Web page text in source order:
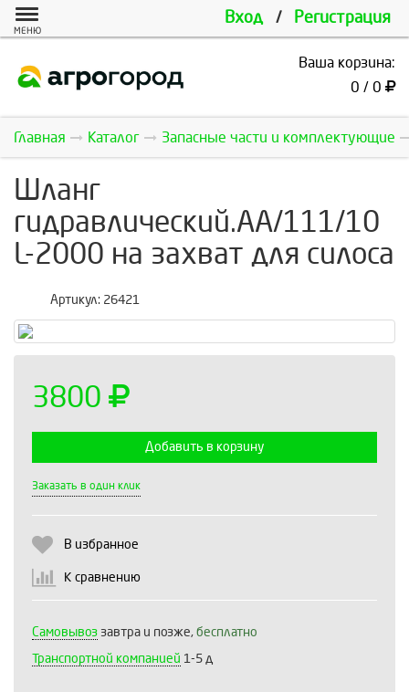
Вход / Регистрация
МЕНЮ
Ваша корзина:
0 / 0
Главная Каталог Запасные части и комплектующие
Шланг
гидравлический.AA/111/10
L-2000 на захват для силоса
Артикул: 26421
3800
Добавить в корзину
Заказать в один клик
В избранное
К сравнению
Самовывоз завтра и позже, бесплатно
Транспортной компанией 1-5 д